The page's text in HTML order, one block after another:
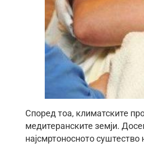
Според тоа, климатските
медитеранските земји.
најсмртоносното